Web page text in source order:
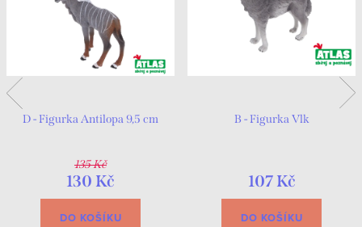
D - Figurka Antilopa 9,5 cm
135 Kč
130 Kč
DO KOŠÍKU
B - Figurka Vlk
107 Kč
DO KOŠÍKU